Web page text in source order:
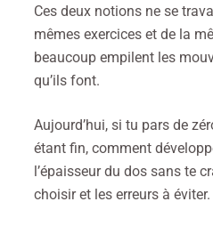
Ces deux notions ne se
mêmes exercices et de la
beaucoup empilent les
qu’ils font.
Aujourd’hui, si tu pars de
étant fin, comment
l’épaisseur du dos sans te
choisir et les erreurs à éviter.